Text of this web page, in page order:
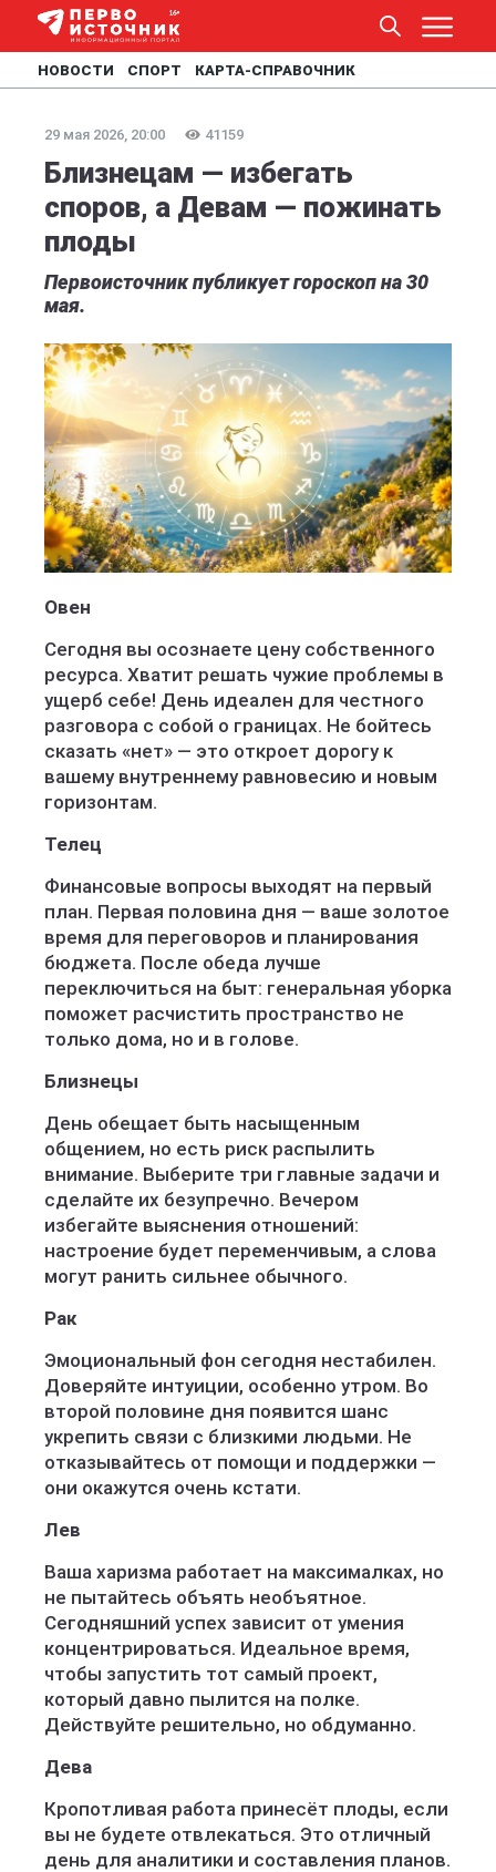
НОВОСТИ СПОРТ КАРТА-СПРАВОЧНИК
29 мая 2026, 20:00 41159
Близнецам — избегать
споров, а Девам — пожинать
плоды
Первоисточник публикует гороскоп на 30
мая.
Овен
Сегодня вы осознаете цену собственного
ресурса. Хватит решать чужие проблемы в
ущерб себе! День идеален для честного
разговора с собой о границах. Не бойтесь
сказать «нет» — это откроет дорогу к
вашему внутреннему равновесию и новым
горизонтам.
Телец
Финансовые вопросы выходят на первый
план. Первая половина дня — ваше золотое
время для переговоров и планирования
бюджета. После обеда лучше
переключиться на быт: генеральная уборка
поможет расчистить пространство не
только дома, но и в голове.
Близнецы
День обещает быть насыщенным
общением, но есть риск распылить
внимание. Выберите три главные задачи и
сделайте их безупречно. Вечером
избегайте выяснения отношений:
настроение будет переменчивым, а слова
могут ранить сильнее обычного.
Рак
Эмоциональный фон сегодня нестабилен.
Доверяйте интуиции, особенно утром. Во
второй половине дня появится шанс
укрепить связи с близкими людьми. Не
отказывайтесь от помощи и поддержки —
они окажутся очень кстати.
Лев
Ваша харизма работает на максималках, но
не пытайтесь объять необъятное.
Сегодняшний успех зависит от умения
концентрироваться. Идеальное время,
чтобы запустить тот самый проект,
который давно пылится на полке.
Действуйте решительно, но обдуманно.
Дева
Кропотливая работа принесёт плоды, если
вы не будете отвлекаться. Это отличный
день для аналитики и составления планов.